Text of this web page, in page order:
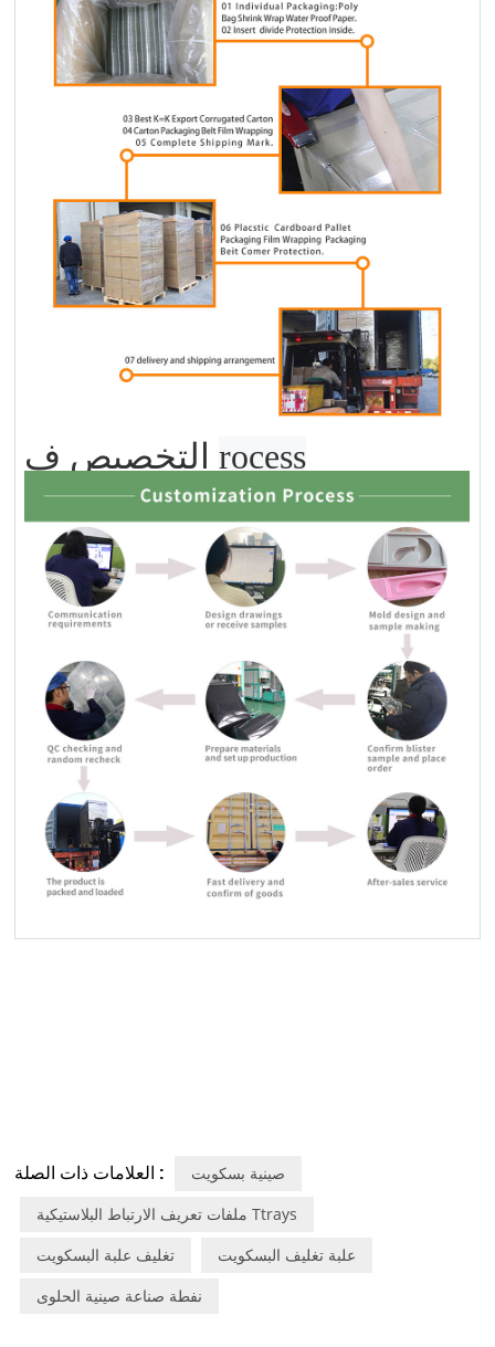
التخصيص فrocess
العلامات ذات الصلة :
صينية بسكويت
ملفات تعريف الارتباط البلاستيكية Ttrays
تغليف علبة البسكويت
علبة تغليف البسكويت
نفطة صناعة صينية الحلوى